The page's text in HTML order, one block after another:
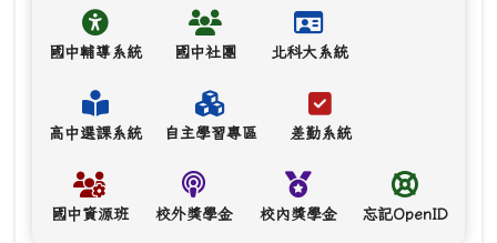
國中輔導系統 國中社團 北科大系統
高中選課系統 自主學習專區 差勤系統
國中資源班 校外獎學金 校內獎學金 忘記OpenID